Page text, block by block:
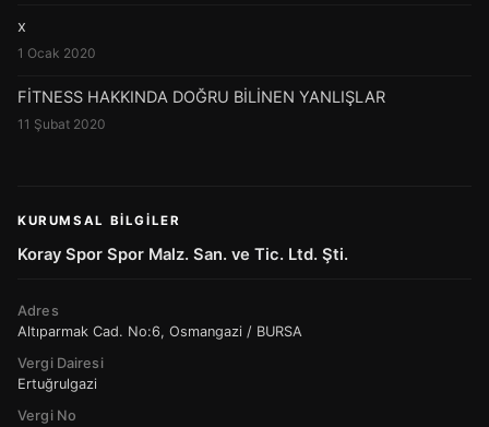
x
1 Ocak 2020
FİTNESS HAKKINDA DOĞRU BİLİNEN YANLIŞLAR
11 Şubat 2020
KURUMSAL BILGILER
Koray Spor Spor Malz. San. ve Tic. Ltd. Şti.
Adres
Altıparmak Cad. No:6, Osmangazi / BURSA
Vergi Dairesi
Ertuğrulgazi
Vergi No